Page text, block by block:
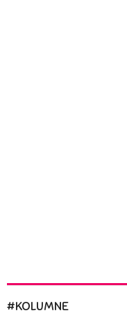
#KOLUMNE